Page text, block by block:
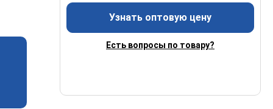
Узнать оптовую цену
Есть вопросы по товару?